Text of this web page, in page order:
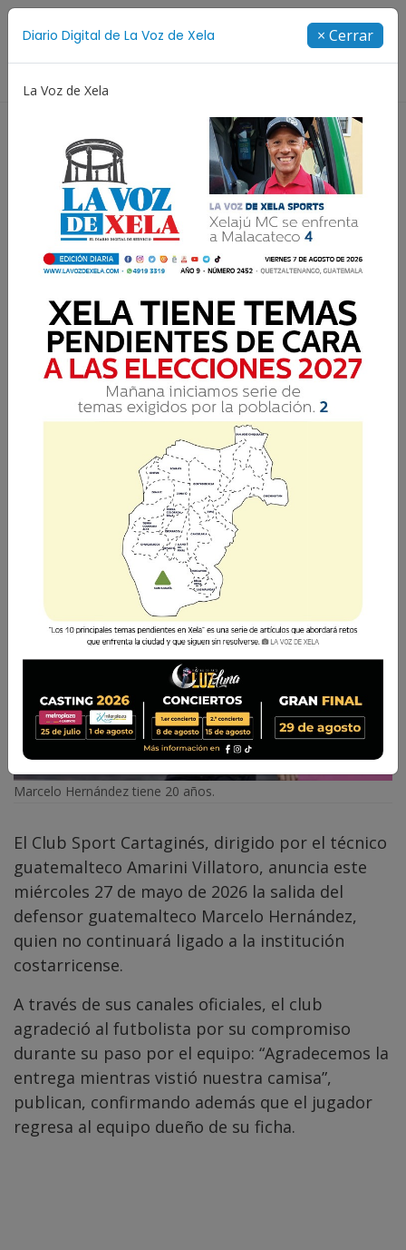
Diario Digital de La Voz de Xela × Cerrar
La Voz de Xela
Marcelo Hernández deja
Cartaginés y regresa a
Xelajú MC
Un jugador de la casa regresa para los
siguientes capítulos en la historia de Xelajú MC.
27 Mayo 2026 11:29
Marcelo Hernández tiene 20 años.
El Club Sport Cartaginés, dirigido por el técnico
guatemalteco Amarini Villatoro, anuncia este
miércoles 27 de mayo de 2026 la salida del
defensor guatemalteco Marcelo Hernández,
quien no continuará ligado a la institución
costarricense.
A través de sus canales oficiales, el club
agradeció al futbolista por su compromiso
durante su paso por el equipo: “Agradecemos la
entrega mientras vistió nuestra camisa”,
publican, confirmando además que el jugador
regresa al equipo dueño de su ficha.